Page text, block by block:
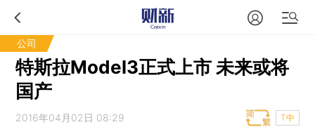
公司
特斯拉Model3正式上市 未来或将
国产
2016年04月02日 08:29 T中